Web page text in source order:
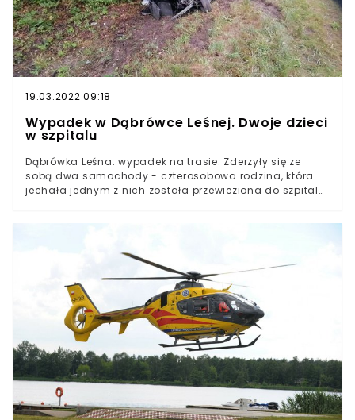
19.03.2022 09:18
Wypadek w Dąbrówce Leśnej. Dwoje dzieci
w szpitalu
Dąbrówka Leśna: wypadek na trasie. Zderzyły się ze
sobą dwa samochody - czterosobowa rodzina, która
jechała jednym z nich została przewieziona do szpitala.